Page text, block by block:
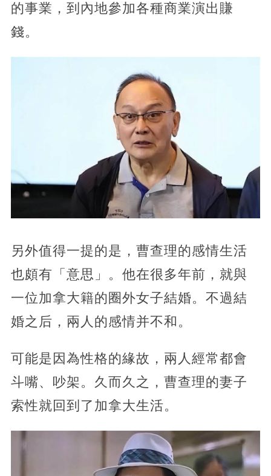
的事業，到內地參加各種商業演出賺
錢。
另外值得一提的是，曹查理的感情生活
也頗有「意思」。他在很多年前，就與
一位加拿大籍的圈外女子結婚。不過結
婚之后，兩人的感情并不和。
可能是因為性格的緣故，兩人經常都會
斗嘴、吵架。久而久之，曹查理的妻子
索性就回到了加拿大生活。